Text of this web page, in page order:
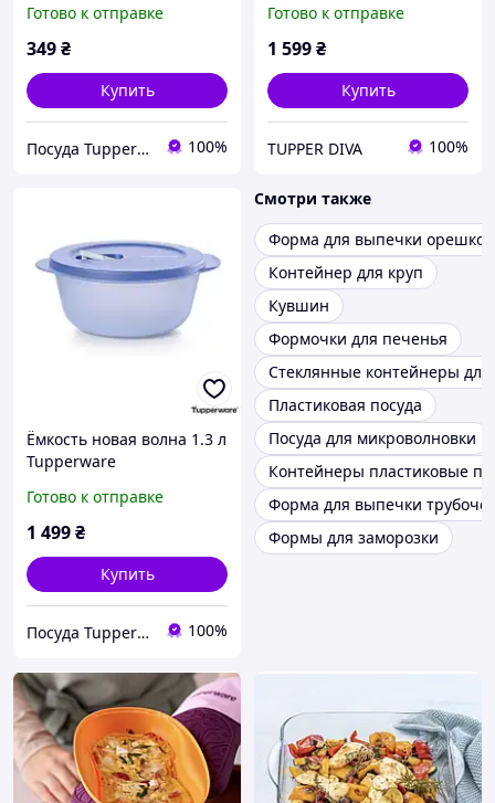
Готово к отправке
349₴
Купить
Посуда Tupperware 100%
Готово к отправке
1 599₴
Купить
TUPPER DIVA 100%
Ёмкость новая волна 1.3 л
Tupperware
Готово к отправке
1 499₴
Купить
Посуда Tupperware 100%
Смотри также
Форма для выпечки орешков
Контейнер для круп
Кувшин
Формочки для печенья
Стеклянные контейнеры
Пластиковая посуда
Посуда для микроволновки
Контейнеры пластиковые
Форма для выпечки трубочек
Формы для заморозки